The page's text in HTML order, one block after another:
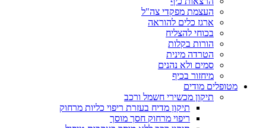
העצמת מפקדי צה"ל
ארגז כלים להוראה
בכוחי להצליח
הורות בקלות
הטרדה מינית
סמים ולא נהנים
מיחזור בכיף
מטופלים מודים
תיקון מכשירי חשמל ורכב
תיקון מדיח בעזרת ריפוי כליות מרחוק
ריפוי מרחוק חסך מוסך